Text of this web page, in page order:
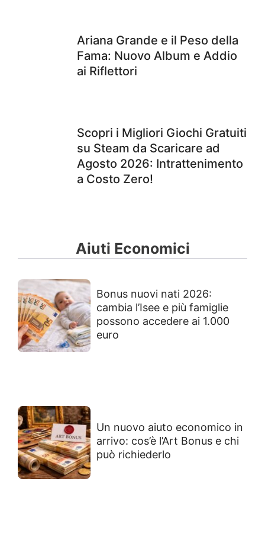
Ariana Grande e il Peso della
Fama: Nuovo Album e Addio
ai Riflettori
Scopri i Migliori Giochi Gratuiti
su Steam da Scaricare ad
Agosto 2026: Intrattenimento
a Costo Zero!
Aiuti Economici
Bonus nuovi nati 2026:
cambia l’Isee e più famiglie
possono accedere ai 1.000
euro
Un nuovo aiuto economico in
arrivo: cos’è l’Art Bonus e chi
può richiederlo